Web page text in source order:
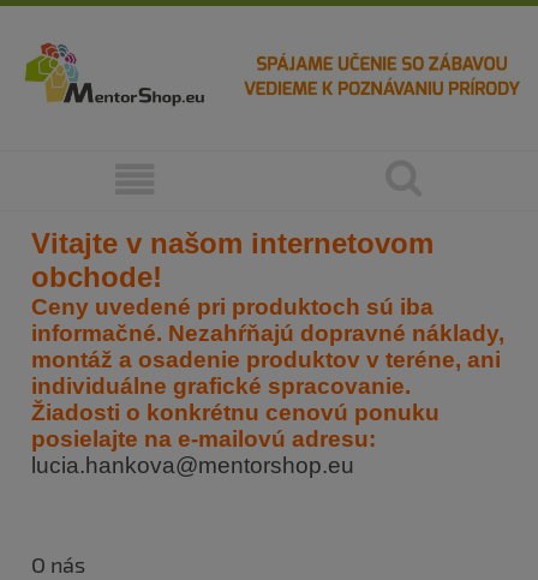
Vitajte v našom internetovom
obchode!
Ceny uvedené pri produktoch sú iba
informačné. Nezahŕňajú dopravné náklady,
montáž a osadenie produktov v teréne, ani
individuálne grafické spracovanie.
Žiadosti o konkrétnu cenovú ponuku
posielajte na e-mailovú adresu:
lucia.hankova@mentorshop.eu
O nás